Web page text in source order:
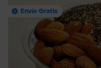
Envío Gratis